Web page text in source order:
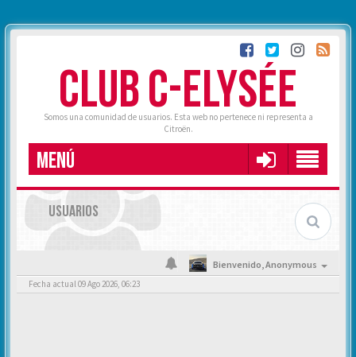
CLUB C-ELYSÉE
Somos una comunidad de usuarios. Esta web no pertenece ni representa a
Citroën.
MENÚ
USUARIOS
Bienvenido,Anonymous
Fecha actual 09 Ago 2026, 06:23